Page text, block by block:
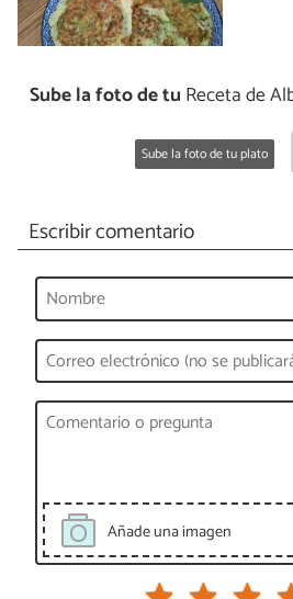
Sube la foto de tu Receta de
Sube la foto de tu plato
Escribir comentario
Añade una imagen